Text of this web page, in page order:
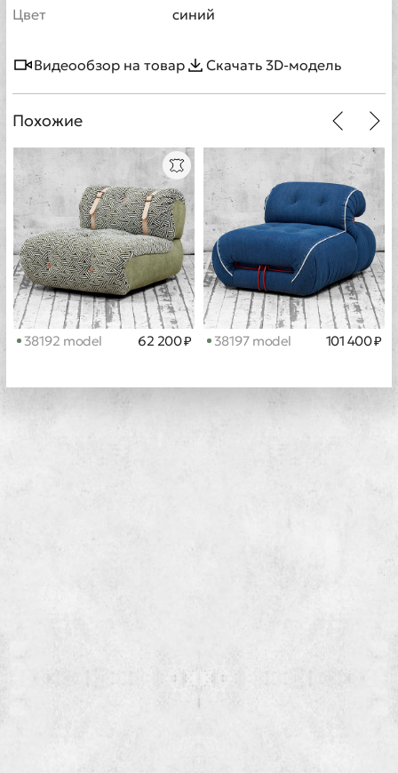
Цвет
синий
Видеообзор на товар Скачать 3D-модель
Похожие
38192 model 62 200 ₽ 38197 model 101 400 ₽